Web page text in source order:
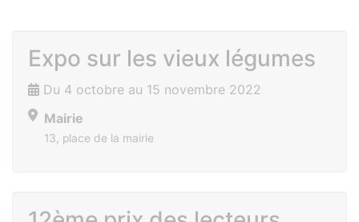
Expo sur les vieux légumes
Du 4 octobre au 15 novembre 2022
Mairie
13, place de la mairie